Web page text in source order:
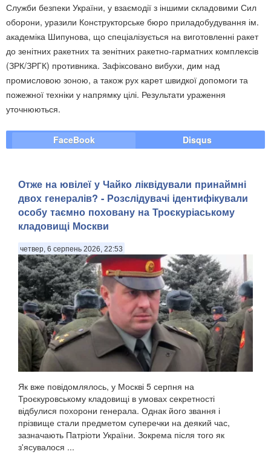
Служби безпеки України, у взаємодії з іншими складовими Сил
оборони, уразили Конструкторське бюро приладобудування ім.
академіка Шипунова, що спеціалізується на виготовленні ракет
до зенітних ракетних та зенітних ракетно-гарматних комплексів
(ЗРК/ЗРГК) противника. Зафіксовано вибухи, дим над
промисловою зоною, а також рух карет швидкої допомоги та
пожежної техніки у напрямку цілі. Результати ураження
уточнюються.
FaceBook Disqus
Отже на ювілеї у Чайко ліквідували принаймні
двох генералів? - Розслідувачі ідентифікували
особу таємно поховану на Троєкуріаському
кладовищі Москви
четвер, 6 серпень 2026, 22:53
Як вже повідомлялось, у Москві 5 серпня на
Троєкуровському кладовищі в умовах секретності
відбулися похорони генерала. Однак його звання і
прізвище стали предметом суперечки на деякий час,
зазначають Патріоти України. Зокрема після того як
з'ясувалося ...